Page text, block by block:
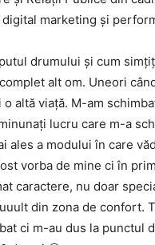
marketing și
drumului și cum
alt om. Uneori
o altă viață. M-am
lucru care m-a
ales a modului în care
vorba de mine ci în
caractere, nu doar
din zona de confort.
ci m-au dus la punctul